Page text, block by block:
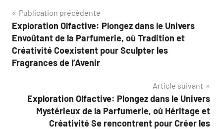
Navigation
de
l’article
Publication précédente
Exploration Olfactive: Plongez dans le Univers
Envoûtant de la Parfumerie, où Tradition et
Créativité Coexistent pour Sculpter les
Fragrances de l’Avenir
Article suivant
Exploration Olfactive: Plongez dans le Univers
Mystérieux de la Parfumerie, où Héritage et
Créativité Se rencontrent pour Créer les